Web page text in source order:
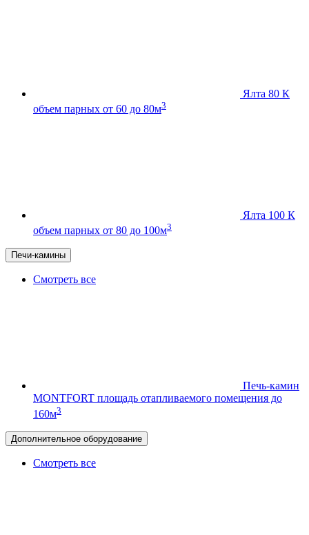
Ялта 80 К
объем парных от 60 до 80м3
Ялта 100 К
объем парных от 80 до 100м3
Печи-камины
Смотреть все
Печь-камин
MONTFORT площадь отапливаемого помещения до
160м3
Дополнительное оборудование
Смотреть все